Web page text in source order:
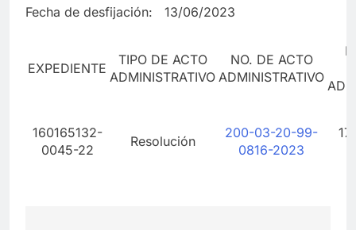
Fecha de desfijación: 13/06/2023
EXPEDIENTE
TIPO DE ACTO
ADMINISTRATIVO
NO. DE ACTO
ADMINISTRATIVO
160165132-
0045-22
Resolución
200-03-20-99-
0816-2023